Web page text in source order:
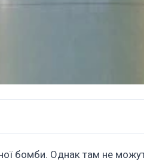
бомби. Однак там не